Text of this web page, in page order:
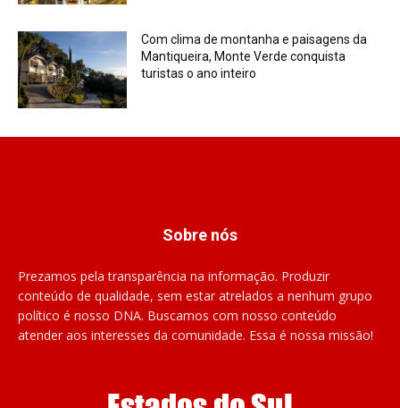
Com clima de montanha e paisagens da
Mantiqueira, Monte Verde conquista
turistas o ano inteiro
Sobre nós
Prezamos pela transparência na informação. Produzir
conteúdo de qualidade, sem estar atrelados a nenhum grupo
político é nosso DNA. Buscamos com nosso conteúdo
atender aos interesses da comunidade. Essa é nossa missão!